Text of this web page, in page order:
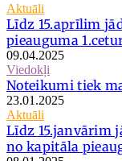
Aktuāli
Līdz 15.aprīlim
pieauguma
09.04.2025
Viedokļi
Noteikumi tiek
23.01.2025
Aktuāli
Līdz 15.janvārim
no kapitāla